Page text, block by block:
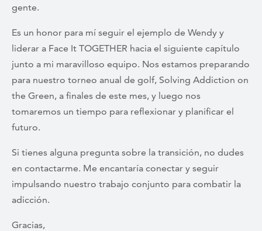
gente.
Es un honor para mí seguir el ejemplo de Wendy y
liderar a Face It TOGETHER hacia el siguiente capítulo
junto a mi maravilloso equipo. Nos estamos preparando
para nuestro torneo anual de golf, Solving Addiction on
the Green, a finales de este mes, y luego nos
tomaremos un tiempo para reflexionar y planificar el
futuro.
Si tienes alguna pregunta sobre la transición, no dudes
en contactarme. Me encantaría conectar y seguir
impulsando nuestro trabajo conjunto para combatir la
adicción.
Gracias,